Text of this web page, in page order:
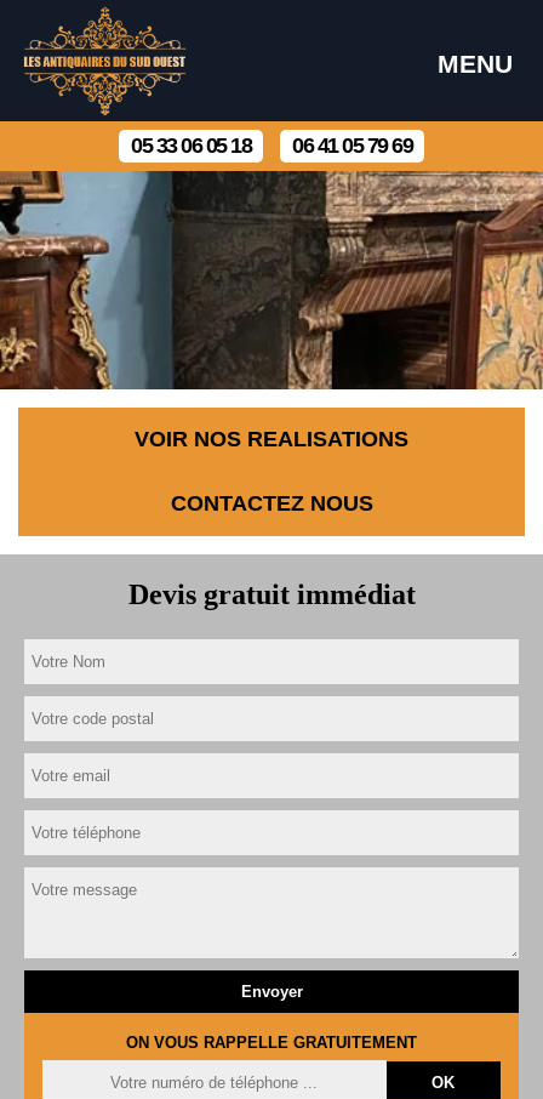
MENU
05 33 06 05 18 06 41 05 79 69
VOIR NOS REALISATIONS
CONTACTEZ NOUS
Devis gratuit immédiat
ON VOUS RAPPELLE GRATUITEMENT